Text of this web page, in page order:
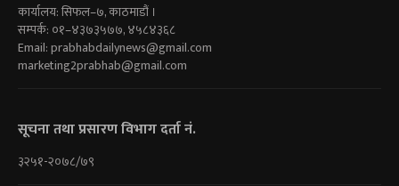
कार्यालय: सिफल–७, काठमाडौं ।
सम्पर्क: ०१–४३७३५७७, ४५८४३६८
Email:prabhabdailynews@gmail.com
marketing2prabhab@gmail.com
सूचना तथा प्रसारण विभाग दर्ता नं.
३२५१-२०७८/७९